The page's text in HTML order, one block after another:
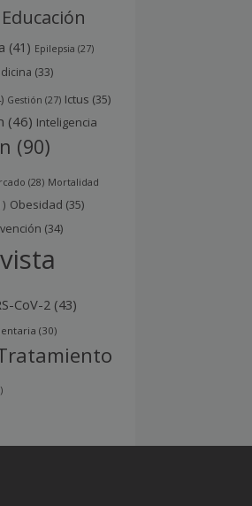
Educación
(41) Epilepsia (27)
(33)
Gestión (27) Ictus (35)
(46) Inteligencia
(90)
(28) Mortalidad
Obesidad (35)
(34)
CoV-2 (43)
(30)